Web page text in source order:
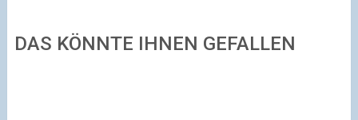
DAS KÖNNTE IHNEN GEFALLEN